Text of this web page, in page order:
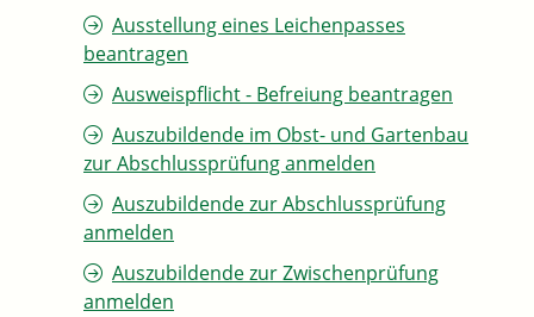
Ausstellung eines Leichenpasses
beantragen
Ausweispflicht - Befreiung beantragen
Auszubildende im Obst- und Gartenbau
zur Abschlussprüfung anmelden
Auszubildende zur Abschlussprüfung
anmelden
Auszubildende zur Zwischenprüfung
anmelden